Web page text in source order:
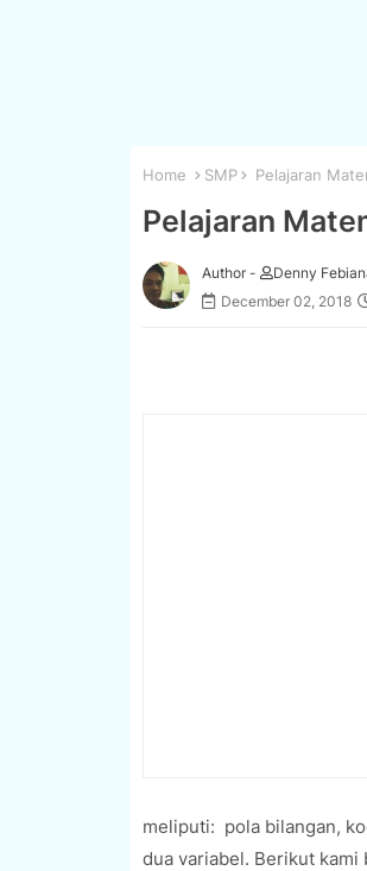
Home SMP Pelajaran
Pelajaran
Author -
Denny
December 02, 2018
meliputi: pola bilangan,
dua variabel. Berikut kami